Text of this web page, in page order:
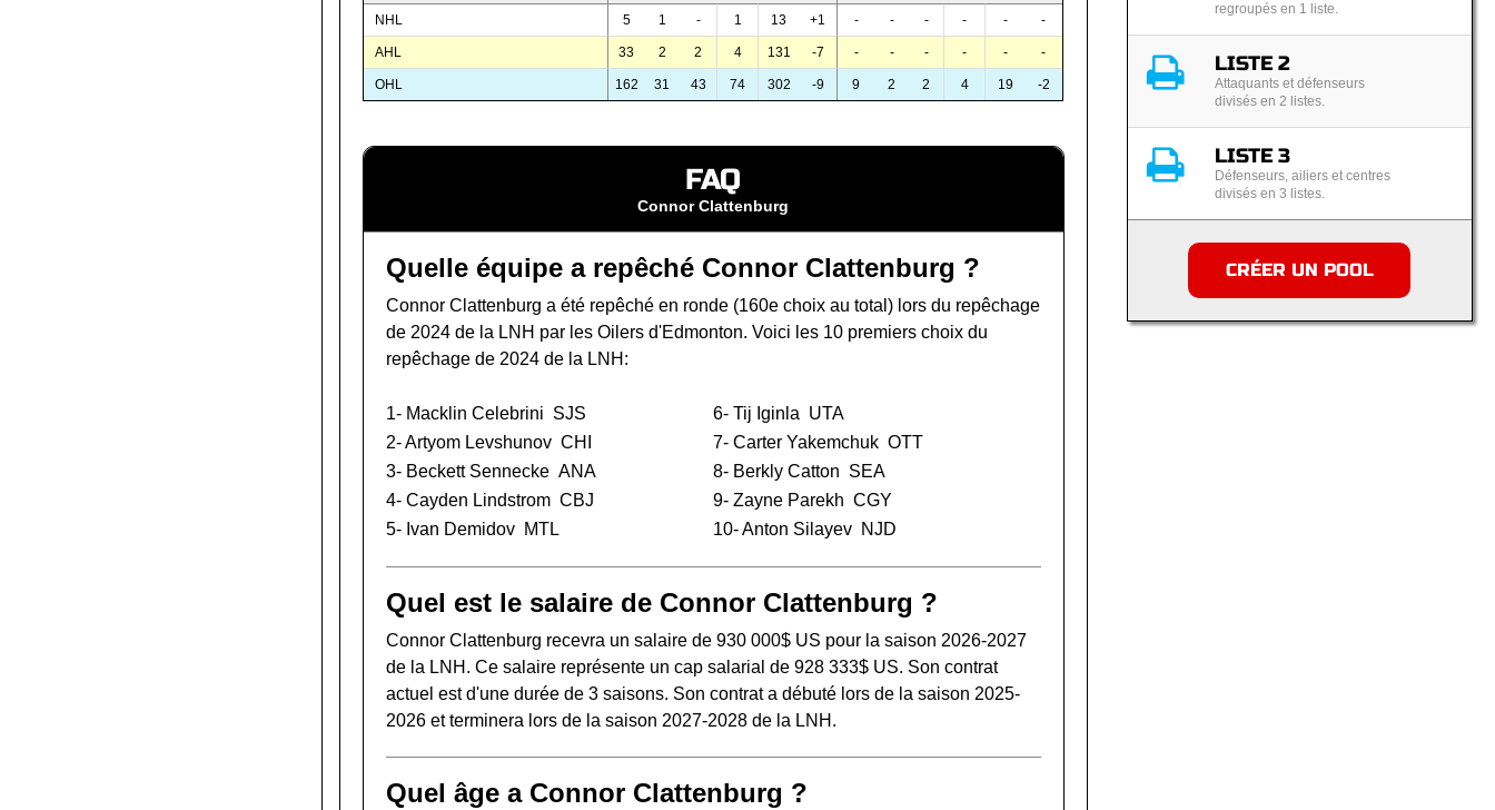
NHL 5 1 - 1 13 +1 - - - - - -
AHL 33 2 2 4 131 -7 - - - - - -
OHL 162 31 43 74 302 -9 9 2 2 4 19 -2
FAQ
Connor Clattenburg
Quelle équipe a repêché Connor Clattenburg ?
Connor Clattenburg a été repêché en ronde (160e choix au total) lors du repêchage
de 2024 de la LNH par les Oilers d'Edmonton. Voici les 10 premiers choix du
repêchage de 2024 de la LNH:
1- Macklin Celebrini SJS
2-Artyom Levshunov CHI
3- Beckett Sennecke ANA
4- Cayden Lindstrom CBJ
5- Ivan Demidov MTL
6-Tij Iginla UTA
7-Carter Yakemchuk OTT
8- Berkly Catton SEA
9-Zayne Parekh CGY
10-Anton Silayev NJD
Quel est le salaire de Connor Clattenburg ?
Connor Clattenburg recevra un salaire de 930 000$ US pour la saison 2026-2027
de la LNH. Ce salaire représente un cap salarial de 928 333$ US. Son contrat
actuel est d'une durée de 3 saisons. Son contrat a débuté lors de la saison 2025-
2026 et terminera lors de la saison 2027-2028 de la LNH.
Quel âge a Connor Clattenburg ?
regroupés en 1 liste.
LISTE 2
Attaquants et défenseurs
divisés en 2 listes.
LISTE 3
Défenseurs, ailiers et centres
divisés en 3 listes.
CRÉER UN POOL